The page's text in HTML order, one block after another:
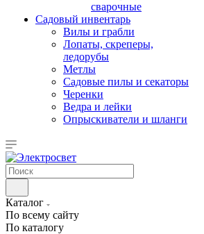
сварочные
Садовый инвентарь
Вилы и грабли
Лопаты, скреперы,
ледорубы
Метлы
Садовые пилы и секаторы
Черенки
Ведра и лейки
Опрыскиватели и шланги
Каталог
По всему сайту
По каталогу